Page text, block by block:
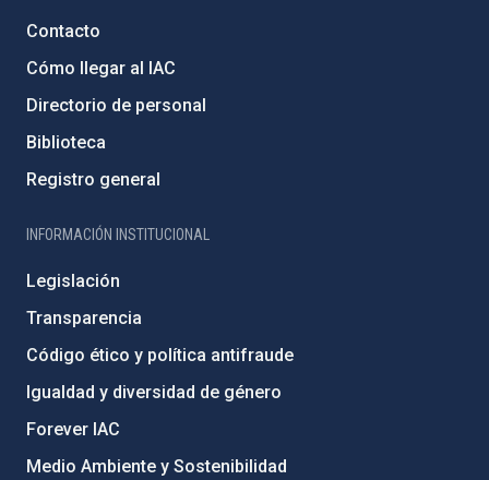
Contacto
Cómo llegar al IAC
Directorio de personal
Biblioteca
Registro general
INFORMACIÓN INSTITUCIONAL
Legislación
Transparencia
Código ético y política antifraude
Igualdad y diversidad de género
Forever IAC
Medio Ambiente y Sostenibilidad